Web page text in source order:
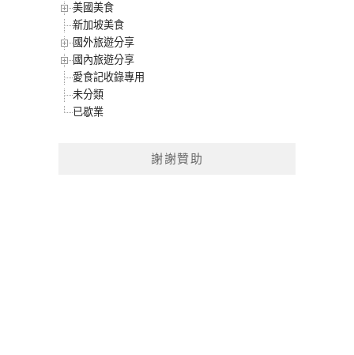
美國美食
新加坡美食
國外旅遊分享
國內旅遊分享
愛食記收錄專用
未分類
已歇業
謝謝贊助